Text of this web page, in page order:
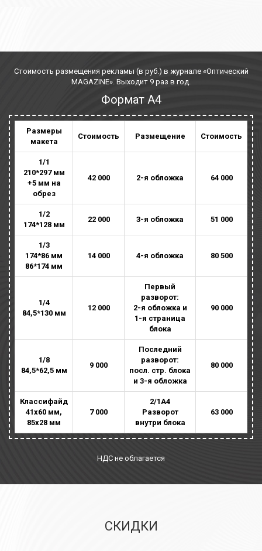
Стоимость размещения рекламы (в руб.) в журнале «Оптический
MAGAZINE». Выходит 9 раз в год.
Формат А4
Размеры
макета
Стоимость Размещение Стоимость
1/1
210*297 мм
+5 мм на
обрез
42 000 2-я обложка 64 000
1/2
174*128 мм
22 000 3-я обложка 51 000
1/3
174*86 мм
86*174 мм
14 000 4-я обложка 80 500
1/4
84,5*130 мм
12 000
Первый
разворот:
2-я обложка и
1-я страница
блока
90 000
1/8
84,5*62,5 мм
9 000
Последний
разворот:
посл. стр. блока
и 3-я обложка
80 000
Классифайд
41х60 мм,
85х28 мм
7 000
2/1А4
Разворот
внутри блока
63 000
НДС не облагается
СКИДКИ